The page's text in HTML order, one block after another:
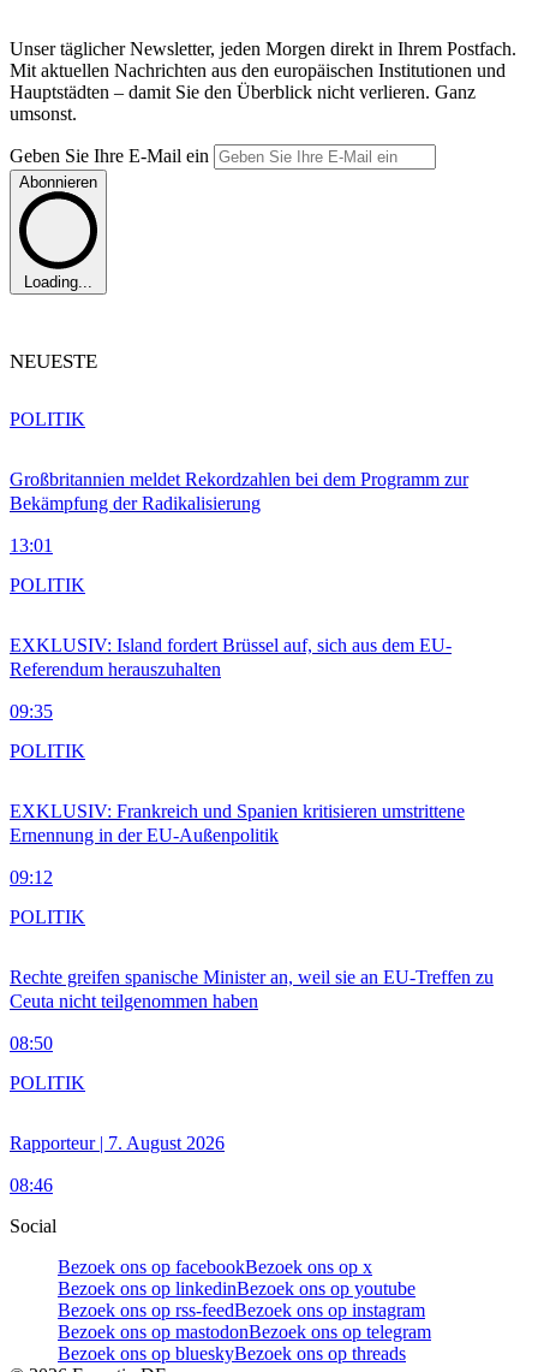
Unser täglicher Newsletter, jeden Morgen direkt in Ihrem Postfach.
Mit aktuellen Nachrichten aus den europäischen Institutionen und
Hauptstädten – damit Sie den Überblick nicht verlieren. Ganz
umsonst.
Geben Sie Ihre E-Mail ein
Abonnieren
Loading...
NEUESTE
Großbritannien meldet Rekordzahlen bei dem Programm zur
Bekämpfung der Radikalisierung
13:01
POLITIK
EXKLUSIV: Island fordert Brüssel auf, sich aus dem EU-
Referendum herauszuhalten
09:35
POLITIK
EXKLUSIV: Frankreich und Spanien kritisieren umstrittene
Ernennung in der EU-Außenpolitik
09:12
POLITIK
Rechte greifen spanische Minister an, weil sie an EU-Treffen zu
Ceuta nicht teilgenommen haben
08:50
POLITIK
Rapporteur | 7. August 2026
08:46
POLITIK
Social
Bezoek ons op facebookBezoek ons op x
Bezoek ons op linkedinBezoek ons op youtube
Bezoek ons op rss-feedBezoek ons op instagram
Bezoek ons op mastodonBezoek ons op telegram
Bezoek ons op blueskyBezoek ons op threads